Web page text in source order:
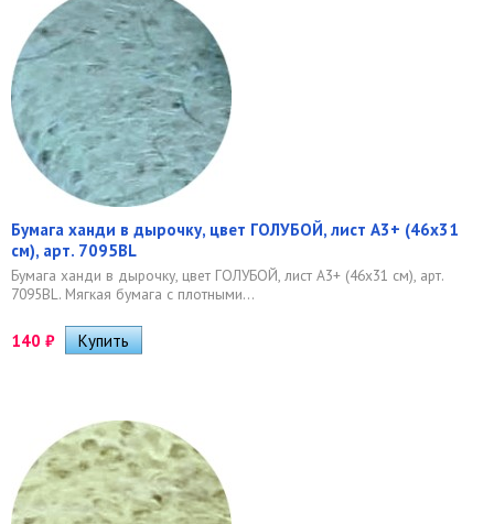
Бумага ханди в дырочку, цвет ГОЛУБОЙ, лист А3+ (46х31
см), арт. 7095BL
Бумага ханди в дырочку, цвет ГОЛУБОЙ, лист А3+ (46х31 см), арт.
7095BL. ​Мягкая бумага с плотными...
140 ₽